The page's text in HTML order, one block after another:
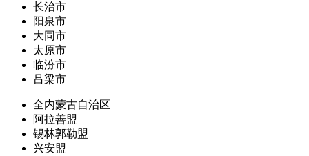
长治市
阳泉市
大同市
太原市
临汾市
吕梁市
全内蒙古自治区
阿拉善盟
锡林郭勒盟
兴安盟